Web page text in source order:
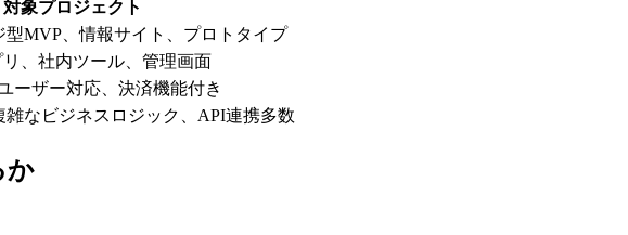
対象プロジェクト
型MVP、情報サイト、プロトタイプ
リ、社内ツール、管理画面
ーザー対応、決済機能付き
雑なビジネスロジック、API連携多数
か